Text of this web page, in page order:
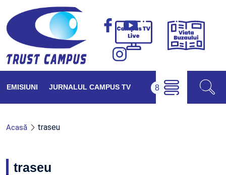
Campus
Viața
EMISIUNI JURNALUL CAMPUS TV
Acasă traseu
traseu